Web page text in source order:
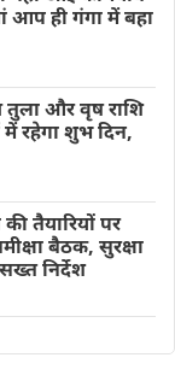
आप ही गंगा में बहा
और वृष राशि
रहेगा शुभ दिन,
तैयारियों पर
बैठक, सुरक्षा
निर्देश